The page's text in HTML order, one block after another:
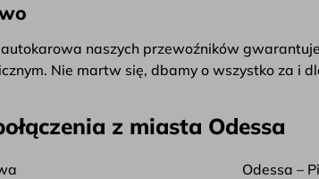
naszych przewoźników
Nie martw się, dbamy o wszystko za i
z miasta Odessa
Odessa –